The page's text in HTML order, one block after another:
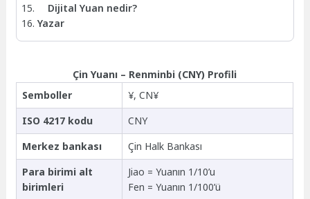
Dijital Yuan nedir?
Yazar
Çin Yuanı – Renminbi (CNY) Profili
Semboller
¥, CN¥
ISO 4217 kodu
CNY
Merkez bankası
Çin Halk Bankası
Para birimi alt
birimleri
Jiao = Yuanın 1/10’u
Fen = Yuanın 1/100’ü